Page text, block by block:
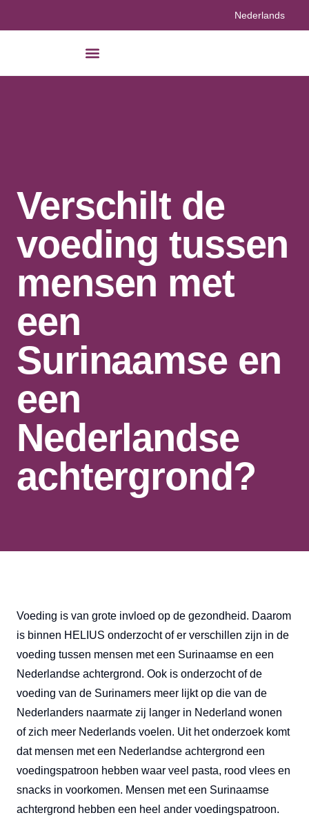
Nederlands
Verschilt de
voeding tussen
mensen met
een
Surinaamse en
een
Nederlandse
achtergrond?
Voeding is van grote invloed op de gezondheid. Daarom
is binnen HELIUS onderzocht of er verschillen zijn in de
voeding tussen mensen met een Surinaamse en een
Nederlandse achtergrond. Ook is onderzocht of de
voeding van de Surinamers meer lijkt op die van de
Nederlanders naarmate zij langer in Nederland wonen
of zich meer Nederlands voelen. Uit het onderzoek komt
dat mensen met een Nederlandse achtergrond een
voedingspatroon hebben waar veel pasta, rood vlees en
snacks in voorkomen. Mensen met een Surinaamse
achtergrond hebben een heel ander voedingspatroon.